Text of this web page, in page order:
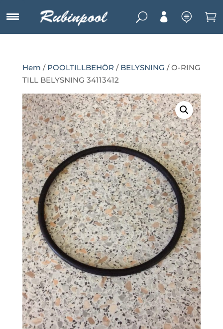
U   
Hem / POOLTILLBEHÖR / BELYSNING / O-RING
TILL BELYSNING 34113412